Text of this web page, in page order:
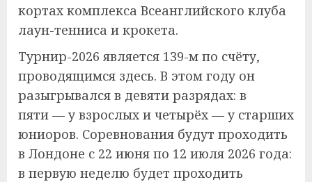
кортах комплекса Всеанглийского клуба
лаун-тенниса и крокета.
Турнир-2026 является 139-м по счёту,
проводящимся здесь. В этом году он
разыгрывался в девяти разрядах: в
пяти — у взрослых и четырёх — у старших
юниоров. Соревнования будут проходить
в Лондоне с 22 июня по 12 июля 2026 года:
в первую неделю будет проходить